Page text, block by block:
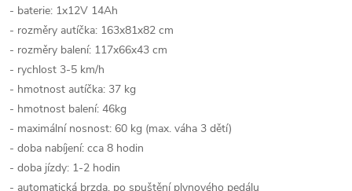
- baterie: 1x12V 14Ah
- rozměry autíčka: 163x81x82 cm
- rozměry balení: 117x66x43 cm
- rychlost 3-5 km/h
- hmotnost autíčka: 37 kg
- hmotnost balení: 46kg
- maximální nosnost: 60 kg (max. váha 3 dětí)
- doba nabíjení: cca 8 hodin
- doba jízdy: 1-2 hodin
- automatická brzda, po spuštění plynového pedálu